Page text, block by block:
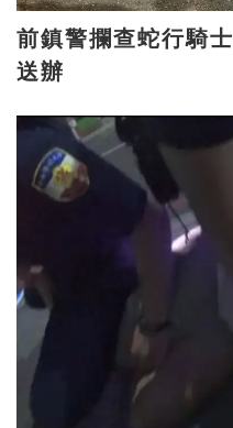
前鎮警攔查蛇行騎士 查獲海洛因並依毒駕
送辦